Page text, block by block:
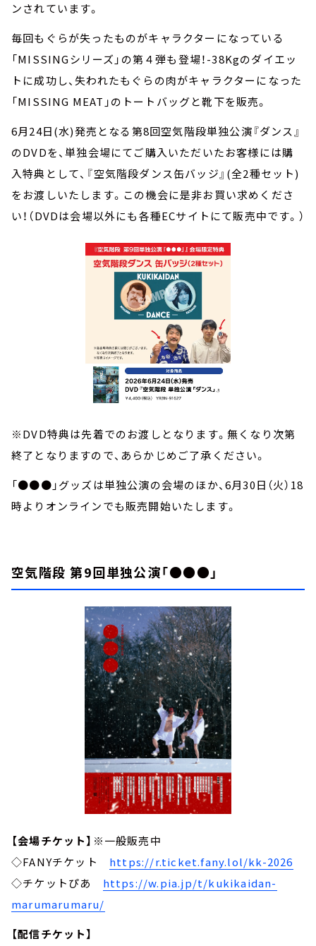
ンされています。
毎回もぐらが失ったものがキャラクターになっている
「MISSINGシリーズ」の第４弾も登場！-38Kgのダイエッ
トに成功し、失われたもぐらの肉がキャラクターになった
「MISSING MEAT」のトートバッグと靴下を販売。
6月24日(水)発売となる第8回空気階段単独公演『ダンス』
のDVDを、単独会場にてご購入いただいたお客様には購
入特典として、『空気階段ダンス缶バッジ』(全2種セット)
をお渡しいたします。この機会に是非お買い求めくださ
い！（DVDは会場以外にも各種ECサイトにて販売中です。）
※DVD特典は先着でのお渡しとなります。無くなり次第
終了となりますので、あらかじめご了承ください。
「●●●」グッズは単独公演の会場のほか、6月30日（火）18
時よりオンラインでも販売開始いたします。
空気階段 第9回単独公演「●●●」
【会場チケット】 ※一般販売中
◇FANYチケット https://r.ticket.fany.lol/kk-2026
◇チケットぴあ https://w.pia.jp/t/kukikaidan-
marumarumaru/
【配信チケット】